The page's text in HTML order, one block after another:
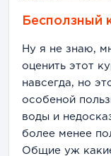
Бесползный
Ну я не знаю,
оценить этот
навсегда, но
особеной
воды и
более менее
Общие уж